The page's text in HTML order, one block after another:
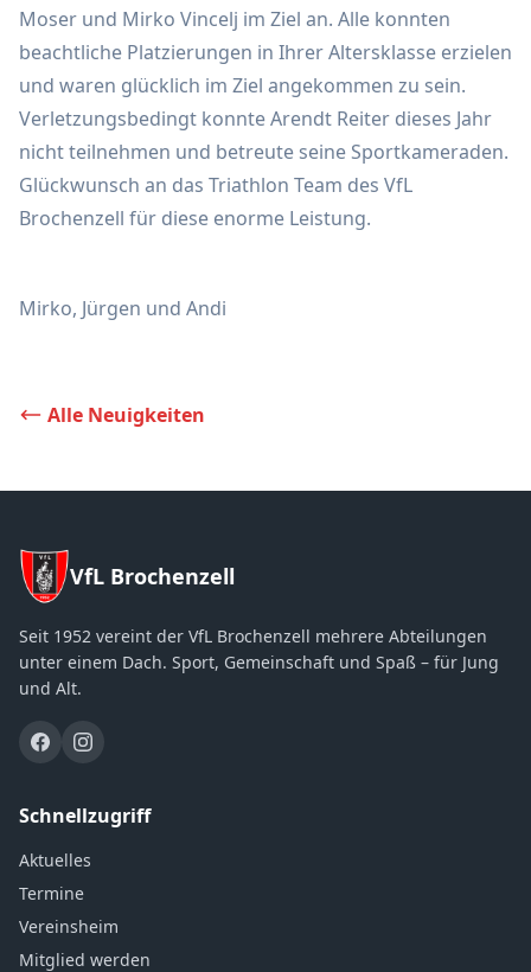
Moser und Mirko Vincelj im Ziel an. Alle konnten
beachtliche Platzierungen in Ihrer Altersklasse erzielen
und waren glücklich im Ziel angekommen zu sein.
Verletzungsbedingt konnte Arendt Reiter dieses Jahr
nicht teilnehmen und betreute seine Sportkameraden.
Glückwunsch an das Triathlon Team des VfL
Brochenzell für diese enorme Leistung.
Mirko, Jürgen und Andi
Alle Neuigkeiten
VfL Brochenzell
Seit 1952 vereint der VfL Brochenzell mehrere Abteilungen
unter einem Dach. Sport, Gemeinschaft und Spaß – für Jung
und Alt.
Schnellzugriff
Aktuelles
Termine
Vereinsheim
Mitglied werden